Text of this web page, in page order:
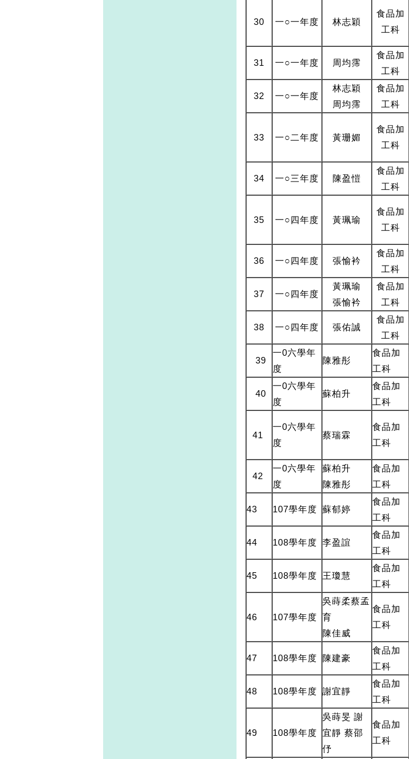
30 一○一年度 林志穎
食品加
工科
31 一○一年度 周均霈
食品加
工科
32 一○一年度
林志穎
周均霈
食品加
工科
33 一○二年度 黃珊媚
食品加
工科
34 一○三年度 陳盈愷
食品加
工科
35 一○四年度 黃珮瑜
食品加
工科
36 一○四年度 張愉衿
食品加
工科
37 一○四年度
黃珮瑜
張愉衿
食品加
工科
38 一○四年度 張佑誠
食品加
工科
39
一0六學年
度
陳雅彤
食品加
工科
40
一0六學年
度
蘇柏升
食品加
工科
41
一0六學年
度
蔡瑞霖
食品加
工科
42
一0六學年
度
蘇柏升
陳雅彤
食品加
工科
43 107學年度 蘇郁婷
食品加
工科
44 108學年度 李盈誼
食品加
工科
45 108學年度 王瓊慧
食品加
工科
46 107學年度
吳蒔柔蔡孟
育
陳佳威
食品加
工科
47 108學年度 陳建豪
食品加
工科
48 108學年度 謝宜靜
食品加
工科
49 108學年度
吳蒔旻 謝
宜靜 蔡邵
伃
食品加
工科